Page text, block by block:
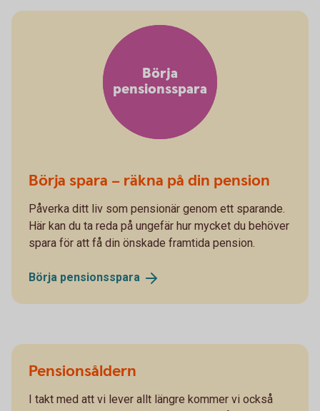
Börja
pensionsspara
Börja spara – räkna på din pension
Påverka ditt liv som pensionär genom ett sparande.
Här kan du ta reda på ungefär hur mycket du behöver
spara för att få din önskade framtida pension.
Börja pensionsspara
Pensionsåldern
I takt med att vi lever allt längre kommer vi också